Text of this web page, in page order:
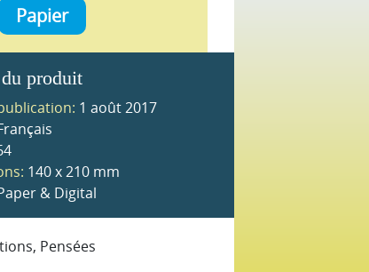
Papier
produit
1 août 2017
140 x 210 mm
& Digital
Pensées